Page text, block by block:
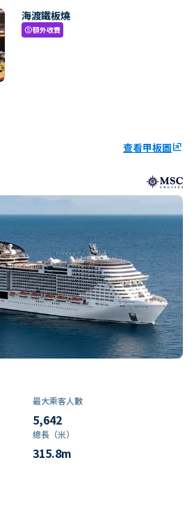
海渡鐵板燒
paid額外收費
查看甲板圖ungroup
最大乘客人數
5,642
總長（米）
315.8m